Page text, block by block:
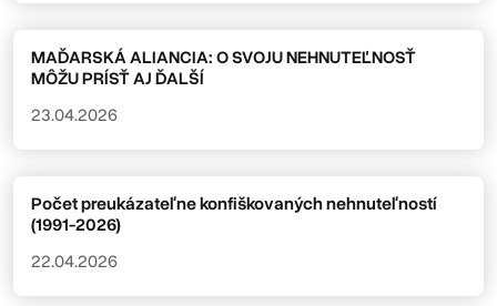
MAĎARSKÁ ALIANCIA: O SVOJU NEHNUTEĽNOSŤ
MÔŽU PRÍSŤ AJ ĎALŠÍ
23.04.2026
Počet preukázateľne konfiškovaných nehnuteľností
(1991-2026)
22.04.2026